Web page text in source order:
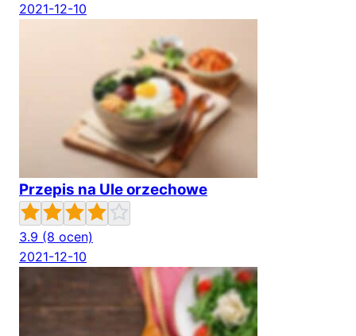
2021-12-10
Przepis na Ule orzechowe
3.9 (8 ocen)
2021-12-10